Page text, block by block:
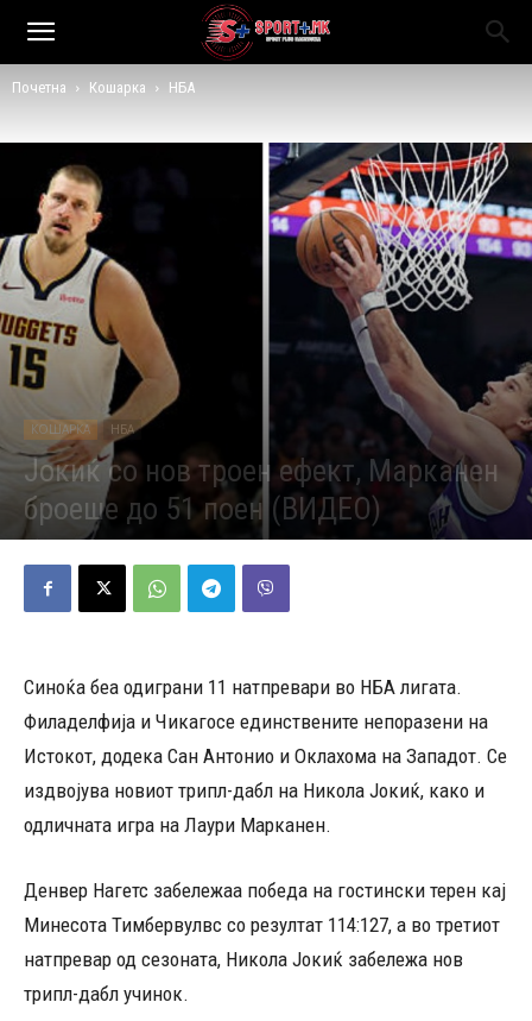
Почетна Кошарка НБА
КОШАРКА НБА
Јокиќ со нов троен ефект, Марканен
броеше до 51 поен (ВИДЕО)
Објавено од Андреј Велјаноски - 28/10/2025 461
Синоќа беа одиграни 11 натпревари во НБА лигата.
Филаделфија и Чикагосе единствените непоразени на
Истокот, додека Сан Антонио и Оклахома на Западот. Се
издвојува новиот трипл-дабл на Никола Јокиќ, како и
одличната игра на Лаури Марканен.
Денвер Нагетс забележаа победа на гостински терен кај
Минесота Тимбервулвс со резултат 114:127, а во третиот
натпревар од сезоната, Никола Јокиќ забележа нов
трипл-дабл учинок.